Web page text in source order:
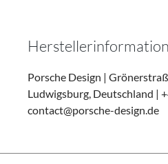
Porsche Design |
Ludwigsburg, Deutschland |
contact@porsche-design.de